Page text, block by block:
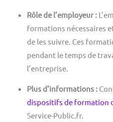
Rôle de l’employeur :
formations nécessaires
de les suivre. Ces
pendant le temps de
l’entreprise.
Plus d’informations :
dispositifs de formation
Service-Public.fr.